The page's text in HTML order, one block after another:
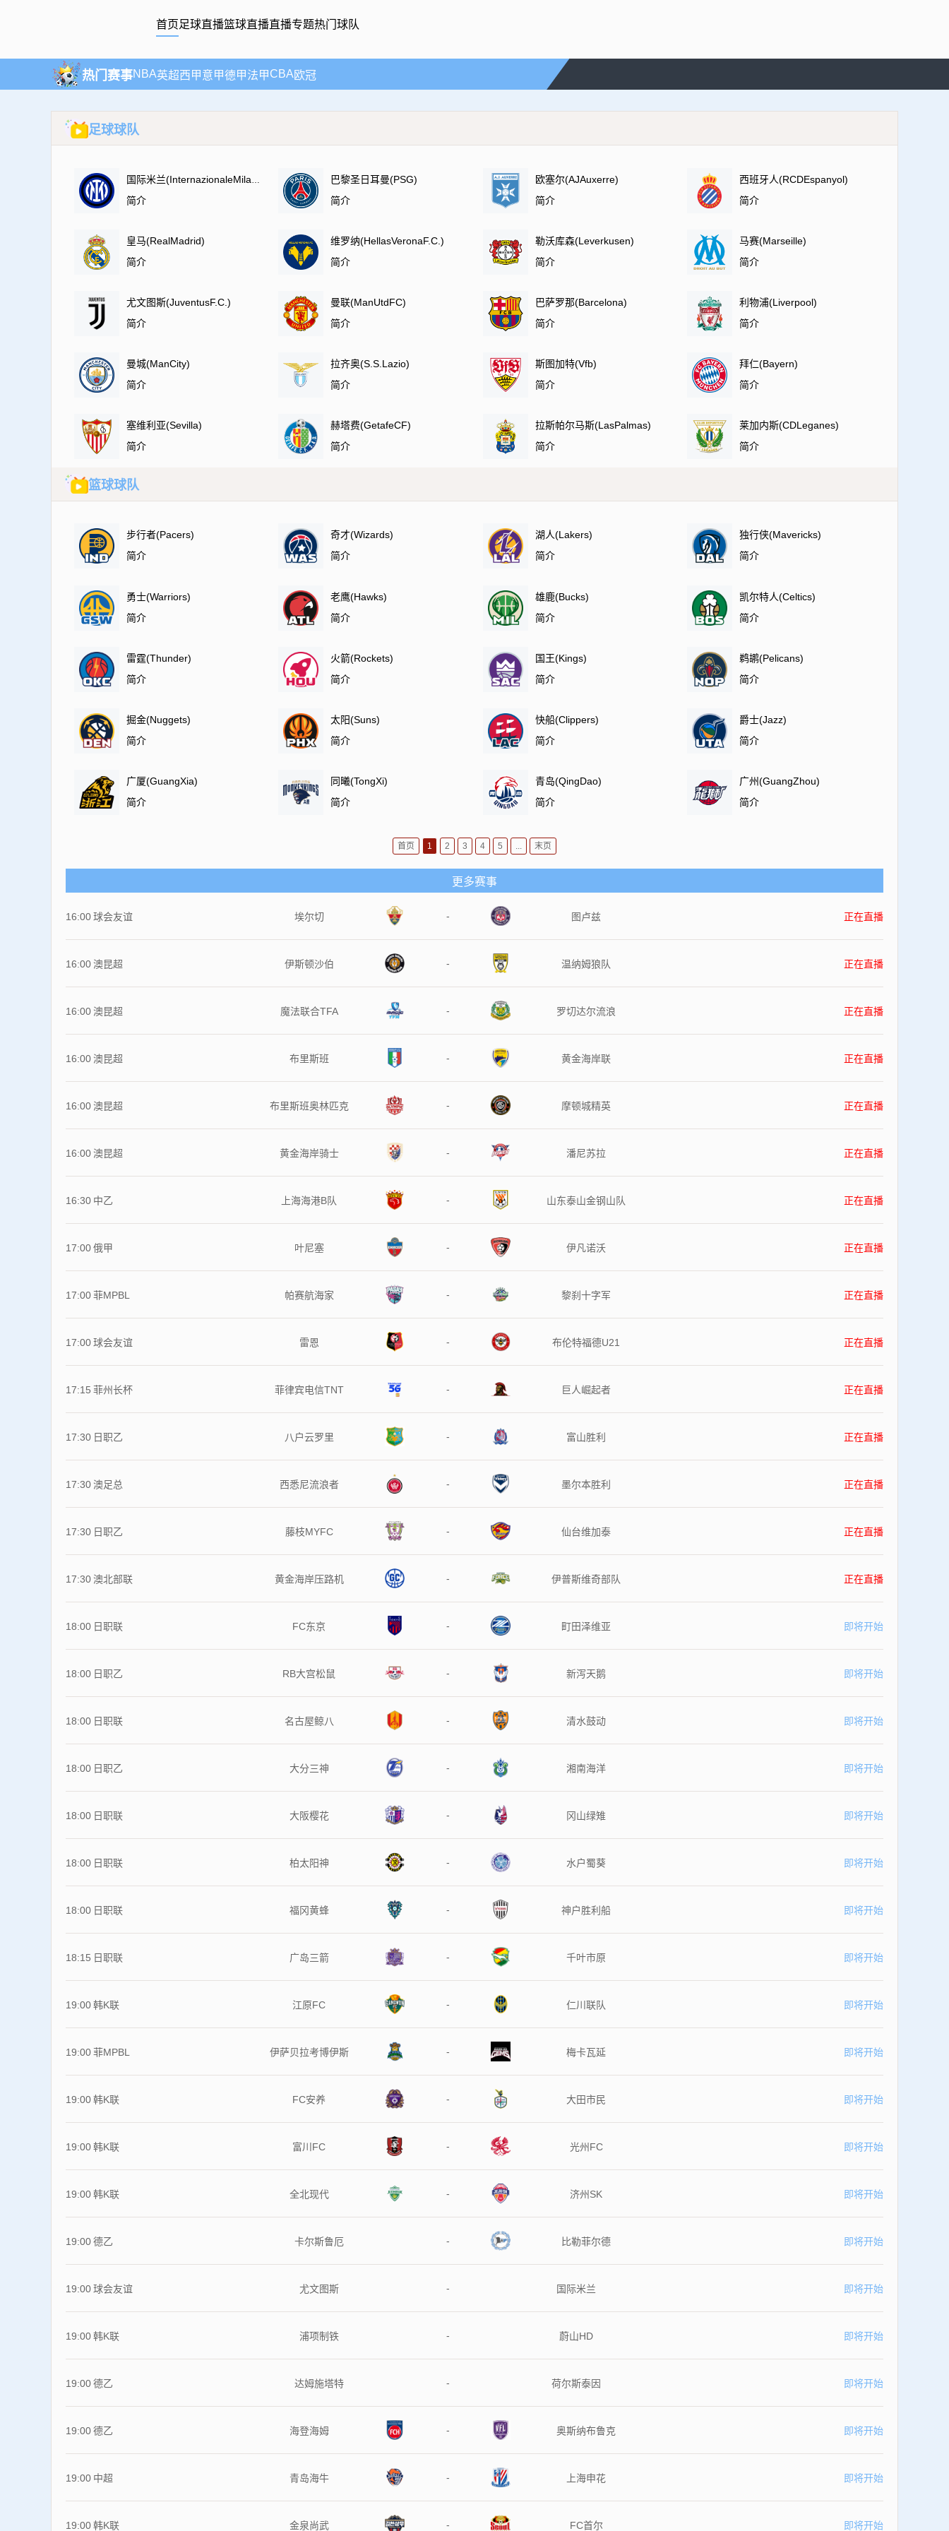
首页足球直播篮球直播直播专题热门球队
热门赛事NBA英超西甲意甲德甲法甲CBA欧冠
足球球队
简介
巴黎圣日耳曼(PSG)
简介
欧塞尔(AJAuxerre)
简介
西班牙人(RCDEspanyol)
简介
皇马(RealMadrid)
简介
维罗纳(HellasVeronaF.C.)
简介
勒沃库森(Leverkusen)
简介
马赛(Marseille)
简介
尤文图斯(JuventusF.C.)
简介
曼联(ManUtdFC)
简介
巴萨罗那(Barcelona)
简介
利物浦(Liverpool)
简介
曼城(ManCity)
简介
拉齐奥(S.S.Lazio)
简介
斯图加特(Vfb)
简介
拜仁(Bayern)
简介
塞维利亚(Sevilla)
简介
赫塔费(GetafeCF)
简介
拉斯帕尔马斯(LasPalmas)
简介
莱加内斯(CDLeganes)
简介
篮球球队
步行者(Pacers)
简介
奇才(Wizards)
简介
湖人(Lakers)
简介
独行侠(Mavericks)
简介
勇士(Warriors)
简介
老鹰(Hawks)
简介
雄鹿(Bucks)
简介
凯尔特人(Celtics)
简介
雷霆(Thunder)
简介
火箭(Rockets)
简介
国王(Kings)
简介
鹈鹕(Pelicans)
简介
掘金(Nuggets)
简介
太阳(Suns)
简介
快船(Clippers)
简介
爵士(Jazz)
简介
广厦(GuangXia)
简介
同曦(TongXi)
简介
青岛(QingDao)
简介
广州(GuangZhou)
简介
首页 1 2 3 4 5 末页
更多赛事
16:00球会友谊 埃尔切 - 图卢兹 正在直播
16:00 澳昆超 伊斯顿沙伯 - 温纳姆狼队 正在直播
16:00 澳昆超 魔法联合TFA - 罗切达尔流浪 正在直播
16:00 澳昆超 布里斯班 - 黄金海岸联 正在直播
16:00 澳昆超 布里斯班奥林匹克 - 摩顿城精英 正在直播
16:00 澳昆超 黄金海岸骑士 - 潘尼苏拉 正在直播
16:30 中乙 上海海港B队 - 山东泰山金钢山队 正在直播
17:00俄甲 叶尼塞 - 伊凡诺沃 正在直播
17:00菲MPBL 帕赛航海家 - 黎刹十字军 正在直播
17:00球会友谊 雷恩 - 布伦特福德U21 正在直播
17:15 菲州长杯 菲律宾电信TNT - 巨人崛起者 正在直播
17:30 日职乙 八户云罗里 - 富山胜利 正在直播
17:30 澳足总 西悉尼流浪者 - 墨尔本胜利 正在直播
17:30 日职乙 藤枝MYFC - 仙台维加泰 正在直播
17:30 澳北部联 黄金海岸压路机 - 伊普斯维奇部队 正在直播
18:00 日职联 FC东京 - 町田泽维亚 即将开始
18:00 日职乙 RB大宫松鼠 - 新泻天鹅 即将开始
18:00 日职联 名古屋鲸八 - 清水鼓动 即将开始
18:00 日职乙 大分三神 - 湘南海洋 即将开始
18:00 日职联 大阪樱花 - 冈山绿雉 即将开始
18:00 日职联 柏太阳神 - 水户蜀葵 即将开始
18:00 日职联 福冈黄蜂 - 神户胜利船 即将开始
18:15 日职联 广岛三箭 - 千叶市原 即将开始
19:00韩K联 江原FC - 仁川联队 即将开始
19:00菲MPBL 伊萨贝拉考博伊斯 - 梅卡瓦延 即将开始
19:00韩K联 FC安养 - 大田市民 即将开始
19:00韩K联 富川FC - 光州FC 即将开始
19:00韩K联 全北现代 - 济州SK 即将开始
19:00德乙 卡尔斯鲁厄 - 比勒菲尔德 即将开始
19:00球会友谊 尤文图斯 - 国际米兰 即将开始
19:00韩K联 浦项制铁 - 蔚山HD 即将开始
19:00德乙 达姆施塔特 - 荷尔斯泰因 即将开始
19:00德乙 海登海姆 - 奥斯纳布鲁克 即将开始
19:00 中超 青岛海牛 - 上海申花 即将开始
19:00韩K联 金泉尚武 - FC首尔 即将开始